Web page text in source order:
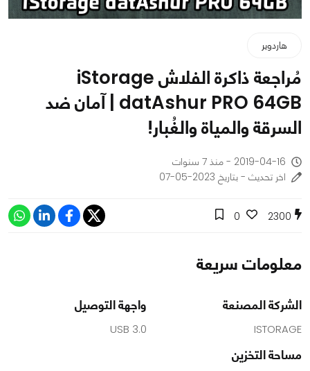
هاردوير
مُراجعة ذاكرة الفلاش iStorage
datAshur PRO 64GB | آمان ضد
السرقة والمياة والغُبار!
2019-04-16 - منذ 7 سنوات
اخر تحديث - بتاريخ 2023-05-07
2300
0
معلومات سريعة
الشركة المصنعة
ISTORAGE
واجهة التوصيل
USB 3.0
مساحة التخزين